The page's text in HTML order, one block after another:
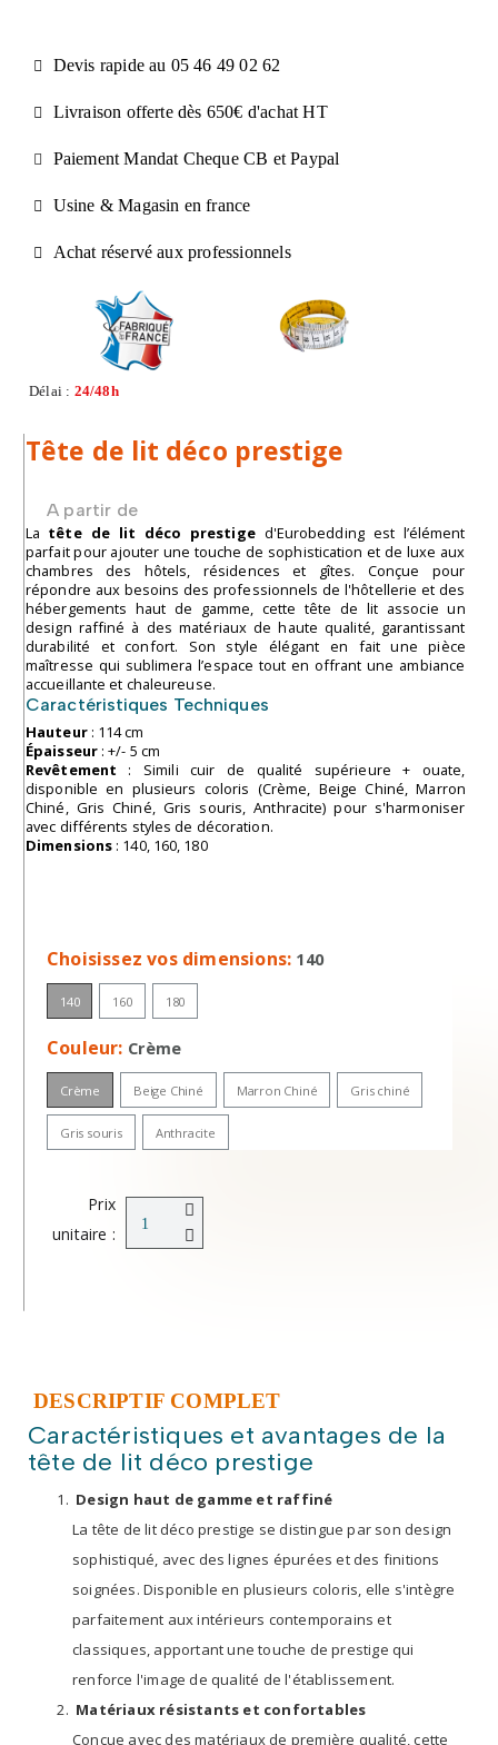
Devis rapide au 05 46 49 02 62
Livraison offerte dès 650€ d'achat​ HT
Paiement Mandat Cheque CB et Paypal​
Usine & Magasin en france
Achat réservé aux professionnels
Délai : 24/48h
Tête de lit déco prestige
A partir de
La tête de lit déco prestiged'Eurobedding est l’élément
parfait pour ajouter une touche de sophistication et de luxe aux
chambres des hôtels, résidences et gîtes. Conçue pour
répondre aux besoins des professionnels de l'hôtellerie et des
hébergements haut de gamme, cette tête de lit associe un
design raffiné à des matériaux de haute qualité, garantissant
durabilité et confort. Son style élégant en fait une pièce
maîtresse qui sublimera l’espace tout en offrant une ambiance
accueillante et chaleureuse.
Caractéristiques Techniques
Hauteur: 114 cm
Épaisseur: +/- 5 cm
Revêtement : Simili cuir de qualité supérieure + ouate,
disponible en plusieurs coloris (Crème, Beige Chiné, Marron
Chiné, Gris Chiné, Gris souris, Anthracite) pour s'harmoniser
avec différents styles de décoration.
Dimensions : 140, 160, 180
Choisissez vos dimensions 140
140 160 180
Couleur Crème
Crème Beige Chiné Marron Chiné Gris chiné
Gris souris Anthracite
Prix
unitaire :
DESCRIPTIF COMPLET
Caractéristiques et avantages de la
tête de lit déco prestige
Design haut de gamme et raffiné
La tête de lit déco prestige se distingue par son design
sophistiqué, avec des lignes épurées et des finitions
soignées. Disponible en plusieurs coloris, elle s'intègre
parfaitement aux intérieurs contemporains et
classiques, apportant une touche de prestige qui
renforce l'image de qualité de l'établissement.
Matériaux résistants et confortables
Conçue avec des matériaux de première qualité, cette